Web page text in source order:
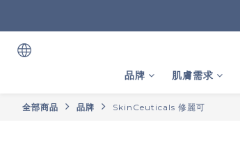
品牌 肌膚需求
全部商品 品牌 SkinCeuticals 修麗可